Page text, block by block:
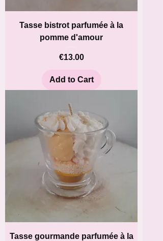
Tasse bistrot parfumée à la
pomme d'amour
Price
€13.00
Add to Cart
Tasse gourmande parfumée à la